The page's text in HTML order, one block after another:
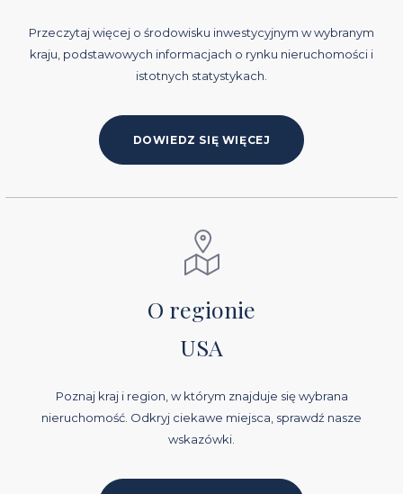
Przeczytaj więcej o środowisku inwestycyjnym w wybranym
kraju, podstawowych informacjach o rynku nieruchomości i
istotnych statystykach.
DOWIEDZ SIĘ WIĘCEJ
O regionie
USA
Poznaj kraj i region, w którym znajduje się wybrana
nieruchomość. Odkryj ciekawe miejsca, sprawdź nasze
wskazówki.